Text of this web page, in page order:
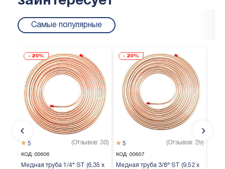
Самые популярные
20%
КОД: 00606
Медная труба 1/4" ST (6,35 х
(Отзывов: 30)
5
20%
КОД: 00607
Медная труба 3/8" ST (9,52 х
(Отзывов: 29)
5